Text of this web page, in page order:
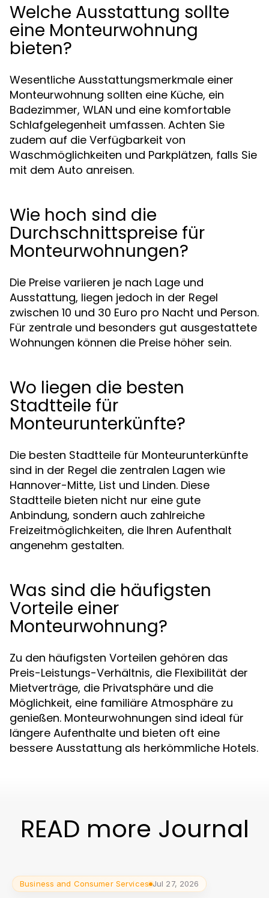
Welche Ausstattung sollte
eine Monteurwohnung
bieten?
Wesentliche Ausstattungsmerkmale einer
Monteurwohnung sollten eine Küche, ein
Badezimmer, WLAN und eine komfortable
Schlafgelegenheit umfassen. Achten Sie
zudem auf die Verfügbarkeit von
Waschmöglichkeiten und Parkplätzen, falls Sie
mit dem Auto anreisen.
Wie hoch sind die
Durchschnittspreise für
Monteurwohnungen?
Die Preise variieren je nach Lage und
Ausstattung, liegen jedoch in der Regel
zwischen 10 und 30 Euro pro Nacht und Person.
Für zentrale und besonders gut ausgestattete
Wohnungen können die Preise höher sein.
Wo liegen die besten
Stadtteile für
Monteurunterkünfte?
Die besten Stadtteile für Monteurunterkünfte
sind in der Regel die zentralen Lagen wie
Hannover-Mitte, List und Linden. Diese
Stadtteile bieten nicht nur eine gute
Anbindung, sondern auch zahlreiche
Freizeitmöglichkeiten, die Ihren Aufenthalt
angenehm gestalten.
Was sind die häufigsten
Vorteile einer
Monteurwohnung?
Zu den häufigsten Vorteilen gehören das
Preis-Leistungs-Verhältnis, die Flexibilität der
Mietverträge, die Privatsphäre und die
Möglichkeit, eine familiäre Atmosphäre zu
genießen. Monteurwohnungen sind ideal für
längere Aufenthalte und bieten oft eine
bessere Ausstattung als herkömmliche Hotels.
READ more Journal
Business and Consumer Services Jul 27, 2026